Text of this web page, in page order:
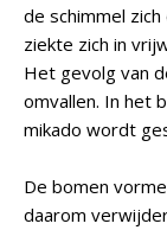
de schimmel
ziekte zich in
Het gevolg van
omvallen. In het
mikado wordt
De bomen
daarom